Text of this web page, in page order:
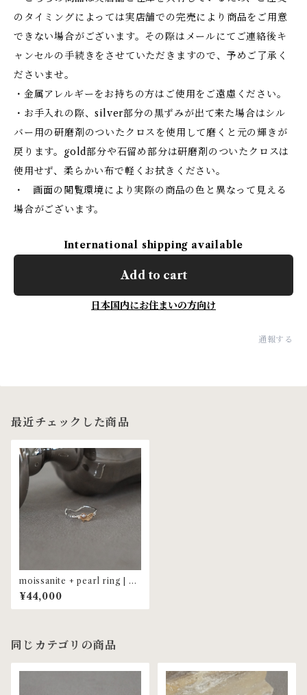
のタイミングによっては実店舗での完売により商品をご用意
できない場合がございます。その際はメールにてご連絡後キ
ャンセルの手続きをさせていただきますので、予めご了承く
ださいませ。
・金属アレルギーをお持ちの方はご使用をご遠慮ください。
・お手入れの際、silver部分の黒ずみが出て来た場合はシル
バー用の研磨剤のついたクロスを使用して磨くと元の輝きが
戻ります。gold部分や石留め部分は研磨剤のついたクロスは
使用せず、柔らかい布で軽くお拭きください。
・ 画面の閲覧環境により実際の商品の色と異なって見える
場合がございます。
International shipping available
Add to cart
日本国内にお住まいの方向け
通報する
最近チェックした商品
moissanite + pearl ring | M
R-130
¥44,000
同じカテゴリの商品